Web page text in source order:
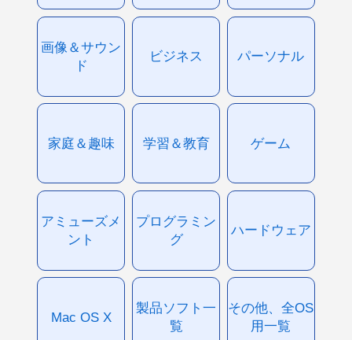
画像＆サウン
ド
ビジネス パーソナル
家庭＆趣味 学習＆教育 ゲーム
アミューズメ
ント
プログラミン
グ
ハードウェア
Mac OS X
製品ソフト一
覧
その他、全OS
用一覧